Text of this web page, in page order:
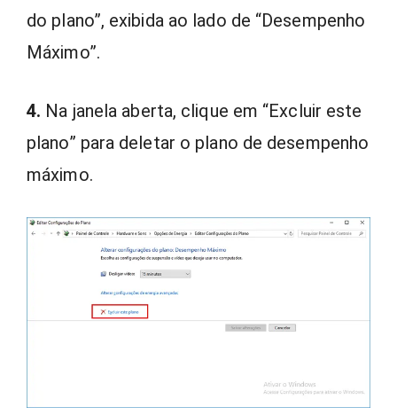
do plano”, exibida ao lado de “Desempenho
Máximo”.
4. Na janela aberta, clique em “Excluir este
plano” para deletar o plano de desempenho
máximo.